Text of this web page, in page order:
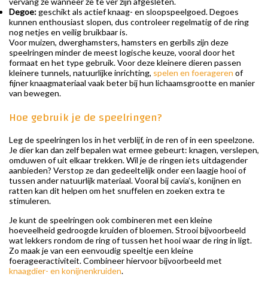
Degoe:geschikt als actief knaag- en sloopspeelgoed. Degoes
kunnen enthousiast slopen, dus controleer regelmatig of de ring
nog netjes en veilig bruikbaar is.
Voor muizen, dwerghamsters, hamsters en gerbils zijn deze
speelringen minder de meest logische keuze, vooral door het
formaat en het type gebruik. Voor deze kleinere dieren passen
kleinere tunnels, natuurlijke inrichting, spelen en foerageren of
fijner knaagmateriaal vaak beter bij hun lichaamsgrootte en manier
van bewegen.
Hoe gebruik je de speelringen?
Leg de speelringen los in het verblijf, in de ren of in een speelzone.
Je dier kan dan zelf bepalen wat ermee gebeurt: knagen, verslepen,
omduwen of uit elkaar trekken. Wil je de ringen iets uitdagender
aanbieden? Verstop ze dan gedeeltelijk onder een laagje hooi of
tussen ander natuurlijk materiaal. Vooral bij cavia’s, konijnen en
ratten kan dit helpen om het snuffelen en zoeken extra te
stimuleren.
Je kunt de speelringen ook combineren met een kleine
hoeveelheid gedroogde kruiden of bloemen. Strooi bijvoorbeeld
wat lekkers rondom de ring of tussen het hooi waar de ring in ligt.
Zo maak je van een eenvoudig speeltje een kleine
foerageeractiviteit. Combineer hiervoor bijvoorbeeld met
knaagdier- en konijnenkruiden.